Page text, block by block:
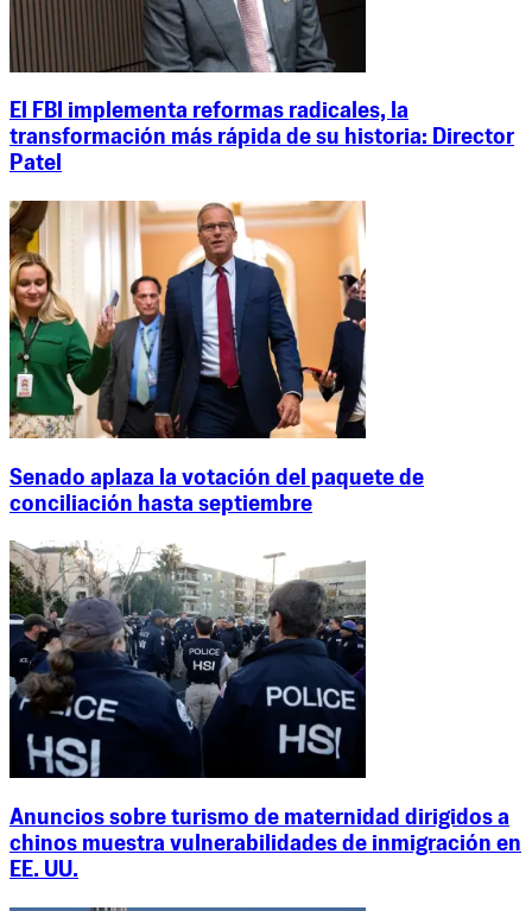
El FBI implementa reformas radicales, la
transformación más rápida de su historia: Director
Patel
Senado aplaza la votación del paquete de
conciliación hasta septiembre
Anuncios sobre turismo de maternidad dirigidos a
chinos muestra vulnerabilidades de inmigración en
EE. UU.